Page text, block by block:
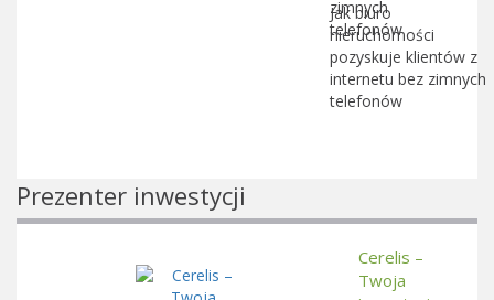
Jak biuro
nieruchomości
pozyskuje klientów z
internetu bez zimnych
telefonów
Prezenter inwestycji
Cerelis –
Twoja